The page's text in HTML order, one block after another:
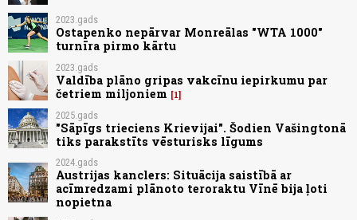
2023.gads
Ostapenko nepārvar Monreālas "WTA 1000"
turnīra pirmo kārtu
2023.gads
Valdība plāno gripas vakcīnu iepirkumu par
četriem miljoniem
1
2025.gads
"Sāpīgs trieciens Krievijai". Šodien Vašingtonā
tiks parakstīts vēsturisks līgums
2024.gads
Austrijas kanclers: Situācija saistībā ar
acīmredzami plānoto teroraktu Vīnē bija ļoti
nopietna